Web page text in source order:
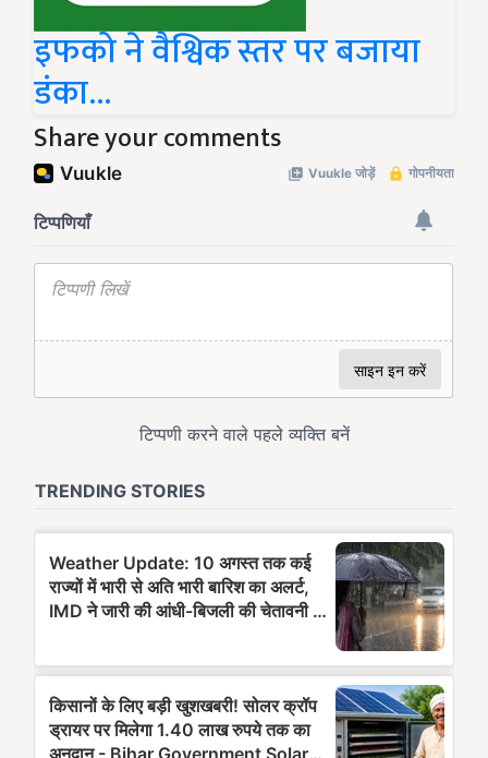
इफको ने वैश्विक स्तर पर बजाया
डंका…
Share your comments